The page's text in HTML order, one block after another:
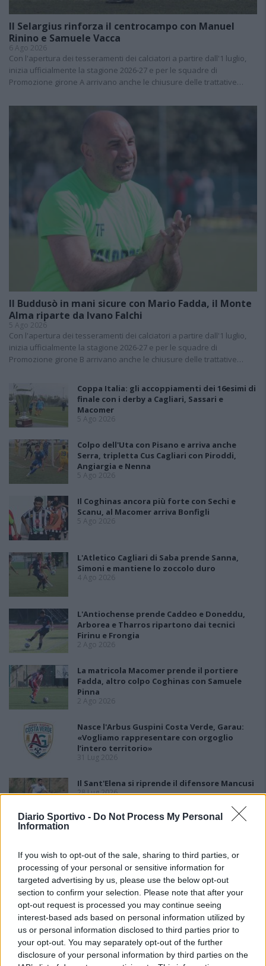
Diario Sportivo - Do Not Process My Personal
Information
If you wish to opt-out of the sale, sharing to third parties, or
processing of your personal or sensitive information for
targeted advertising by us, please use the below opt-out
section to confirm your selection. Please note that after your
opt-out request is processed you may continue seeing
interest-based ads based on personal information utilized by
us or personal information disclosed to third parties prior to
your opt-out. You may separately opt-out of the further
disclosure of your personal information by third parties on the
Il Selargius rinforza il centrocampo con Manuel
Rinino e Samuele Vacca
6 Ago 2026
Con l'apertura dei tesseramenti dei calciatori a partire dall'1 luglio,
inizia ufficialmente la stagione 2026-27 e per le squadre di
Promozione girone A arrivano anche le chiusure delle trattative…
Il Buddusò in mani sicure con Mario Fadda, il Monte
Alma riparte da Ivano Falchi
5 Ago 2026
Con l'apertura dei tesseramenti dei calciatori a partire dall'1 luglio,
inizia ufficialmente la stagione 2026-27 e per le squadre di
Promozione girone B arrivano anche le chiusure delle trattative…
Coppa Italia: gli accoppiamenti dei 16esimi di
finale con i derby a Cagliari, Sassari e
Macomer
5 Ago 2026
Colpo dell'Uta con Pisano e arriva anche
Serra, tripletta Cus Cagliari con Piroddi,
Angiargia e Nenna
5 Ago 2026
Il Coghinas ancora più forte con Sechi e
Scanu, al Macomer arriva Bonfigli
5 Ago 2026
L'Atletico Cagliari di Saba prende Sanna,
Simoni e mantiene lo zoccolo duro
4 Ago 2026
L'Antiochense prende Caddeo e Doneddu,
Arborea e Tharros ripartono dai tecnici
Firinu e Frongia
2 Ago 2026
La matricola Macomer prende il portiere
Fadda, altro colpo Coghinas con Samuele
Pinna
2 Ago 2026
Nasce l'Arbus Guspini Costa Verde, Garau:
«Vogliamo rappresentare con orgoglio
l’intero territorio»
31 Lug 2026
Il Sant'Elena si riprende il difensore Mancusi
28 Lug 2026